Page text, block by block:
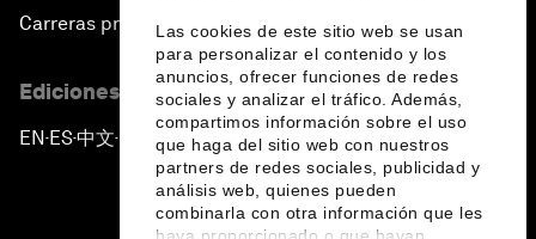
Las cookies de este sitio web se usan
para personalizar el contenido y los
anuncios, ofrecer funciones de redes
sociales y analizar el tráfico. Además,
compartimos información sobre el uso
que haga del sitio web con nuestros
partners de redes sociales, publicidad y
análisis web, quienes pueden
combinarla con otra información que les
Carreras profesionales
Ediciones en otros idiomas
EN ▪ES▪中文▪ 日本語